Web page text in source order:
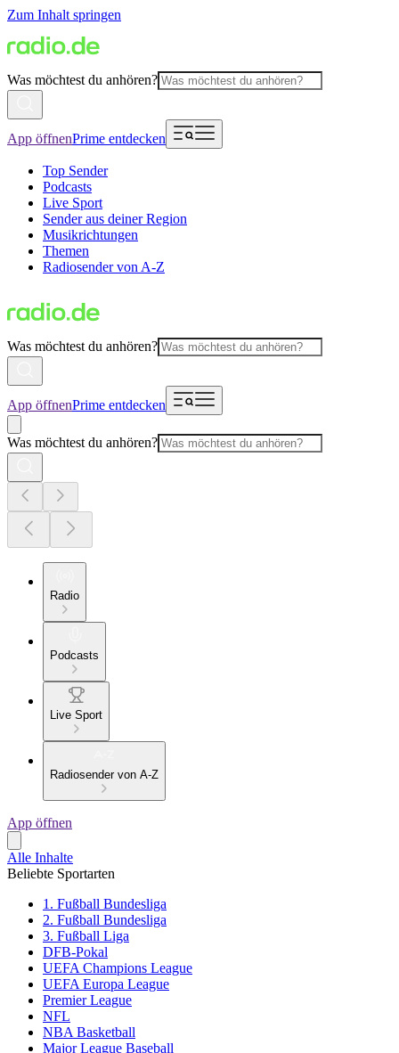
Zum Inhalt springen
Was möchtest du anhören?
App öffnenPrime entdecken
Top Sender
Podcasts
Live Sport
Sender aus deiner Region
Musikrichtungen
Themen
Radiosender von A-Z
Was möchtest du anhören?
App öffnenPrime entdecken
Was möchtest du anhören?
Radio
Podcasts
Live Sport
Radiosender von A-Z
App öffnen
Alle Inhalte
Beliebte Sportarten
1. Fußball Bundesliga
2. Fußball Bundesliga
3. Fußball Liga
DFB-Pokal
UEFA Champions League
UEFA Europa League
Premier League
NFL
NBA Basketball
Major League Baseball